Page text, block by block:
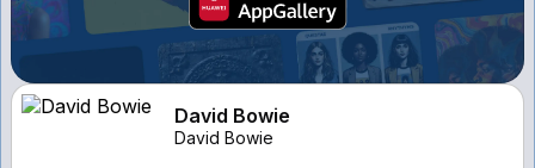
David Bowie
David Bowie